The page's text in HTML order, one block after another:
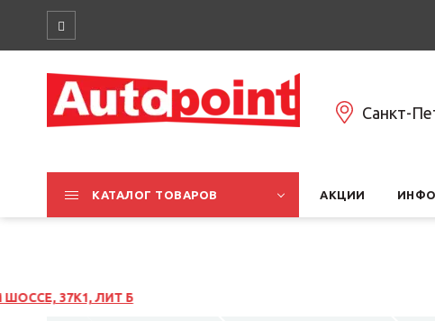
Санкт-
КАТАЛОГ ТОВАРОВ АКЦИИ